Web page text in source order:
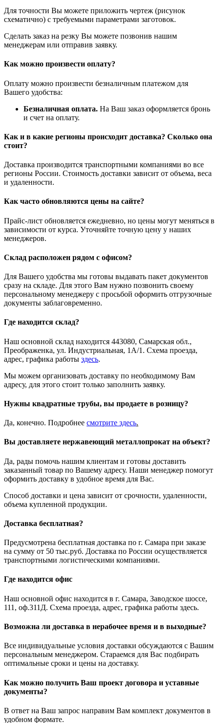
Для точности Вы можете приложить чертеж (рисунок
схематично) с требуемыми параметрами заготовок.
Сделать заказ на резку Вы можете позвонив нашим
менеджерам или отправив заявку.
Как можно произвести оплату?
Оплату можно произвести безналичным платежом для
Вашего удобства:
Безналичная оплата. На Ваш заказ оформляется бронь
и счет на оплату.
Как и в какие регионы происходит доставка? Сколько она
стоит?
Доставка производится транспортными компаниями во все
регионы России. Стоимость доставки зависит от объема, веса
и удаленности.
Как часто обновляются цены на сайте?
Прайс-лист обновляется ежедневно, но цены могут меняться в
зависимости от курса. Уточняйте точную цену у наших
менеджеров.
Склад расположен рядом с офисом?
Для Вашего удобства мы готовы выдавать пакет документов
сразу на складе. Для этого Вам нужно позвонить своему
персональному менеджеру с просьбой оформить отгрузочные
документы заблаговременно.
Где находится склад?
Наш основной склад находится 443080, Самарская обл.,
Преображенка, ул. Индустриальная, 1А/1. Схема проезда,
адрес, графика работы здесь.
Мы можем организовать доставку по необходимому Вам
адресу, для этого стоит только заполнить заявку.
Нужны квадратные трубы, вы продаете в розницу?
Да, конечно. Подробнее смотрите здесь.
Вы доставляете нержавеющий металлопрокат на объект?
Да, рады помочь нашим клиентам и готовы доставить
заказанный товар по Вашему адресу. Наши менеджер помогут
оформить доставку в удобное время для Вас.
Способ доставки и цена зависит от срочности, удаленности,
объема купленной продукции.
Доставка бесплатная?
Предусмотрена бесплатная доставка по г. Самара при заказе
на сумму от 50 тыс.руб. Доставка по России осуществляется
транспортными логистическими компаниями.
Где находится офис
Наш основной офис находится в г. Самара, Заводское шоссе,
111, оф.311Д. Схема проезда, адрес, графика работы здесь.
Возможна ли доставка в нерабочее время и в выходные?
Все индивидуальные условия доставки обсуждаются с Вашим
персональным менеджером. Стараемся для Вас подбирать
оптимальные сроки и цены на доставку.
Как можно получить Ваш проект договора и уставные
документы?
В ответ на Ваш запрос направим Вам комплект документов в
удобном формате.